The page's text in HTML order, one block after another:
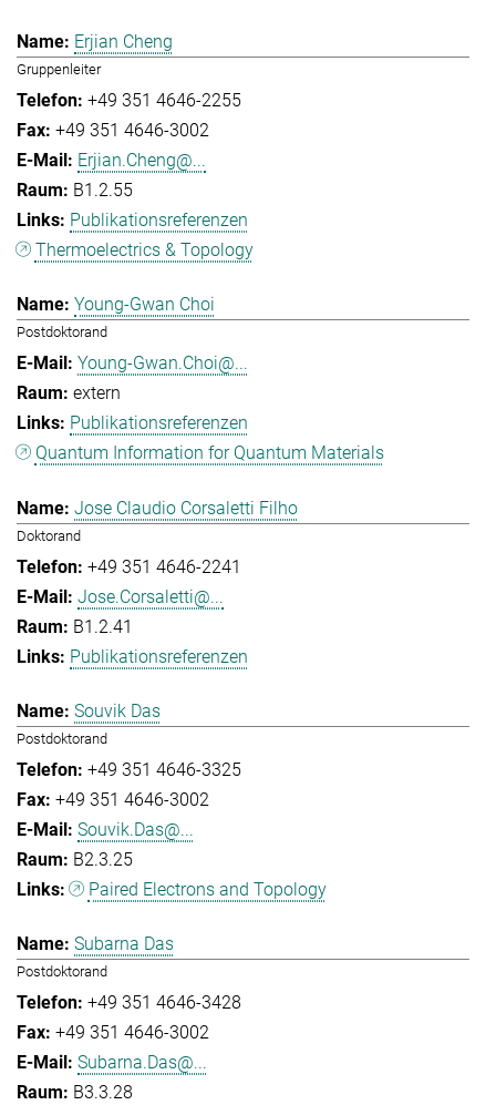
Erjian Cheng
Gruppenleiter
+49 351 4646-2255
+49 351 4646-3002
Erjian.Cheng@...
B1.2.55
Publikationsreferenzen
Thermoelectrics & Topology
Young-Gwan Choi
Postdoktorand
Young-Gwan.Choi@...
extern
Publikationsreferenzen
Quantum Information for Quantum Materials
Jose Claudio Corsaletti Filho
Doktorand
+49 351 4646-2241
Jose.Corsaletti@...
B1.2.41
Publikationsreferenzen
Souvik Das
Postdoktorand
+49 351 4646-3325
+49 351 4646-3002
Souvik.Das@...
B2.3.25
Paired Electrons and Topology
Subarna Das
Postdoktorand
+49 351 4646-3428
+49 351 4646-3002
Subarna.Das@...
B3.3.28